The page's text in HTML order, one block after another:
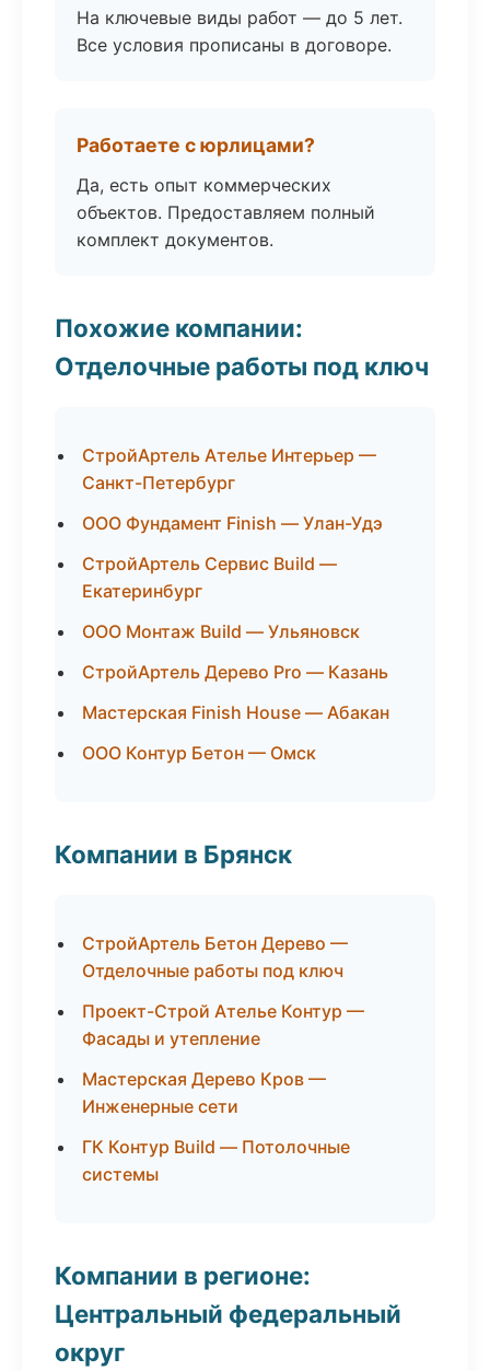
На ключевые виды работ — до 5 лет.
Все условия прописаны в договоре.
Работаете с юрлицами?
Да, есть опыт коммерческих
объектов. Предоставляем полный
комплект документов.
Похожие компании:
Отделочные работы под ключ
СтройАртель Ателье Интерьер —
Санкт-Петербург
ООО Фундамент Finish — Улан-Удэ
СтройАртель Сервис Build —
Екатеринбург
ООО Монтаж Build — Ульяновск
СтройАртель Дерево Pro — Казань
Мастерская Finish House — Абакан
ООО Контур Бетон — Омск
Компании в Брянск
СтройАртель Бетон Дерево —
Отделочные работы под ключ
Проект-Строй Ателье Контур —
Фасады и утепление
Мастерская Дерево Кров —
Инженерные сети
ГК Контур Build — Потолочные
системы
Компании в регионе:
Центральный федеральный
округ